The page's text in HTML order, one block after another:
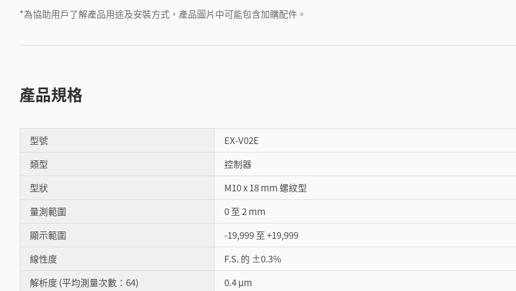
*為協助用戶了解產品用途及安裝方式，產品圖片中可能包含加購配件。
產品規格
型號
EX-V02E
類型
控制器
型狀
M10 x 18 mm 螺紋型
量測範圍
0 至 2 mm
顯示範圍
-19,999 至 +19,999
線性度
F.S. 的 ±0.3%
解析度 (平均測量次數：64)
0.4 µm